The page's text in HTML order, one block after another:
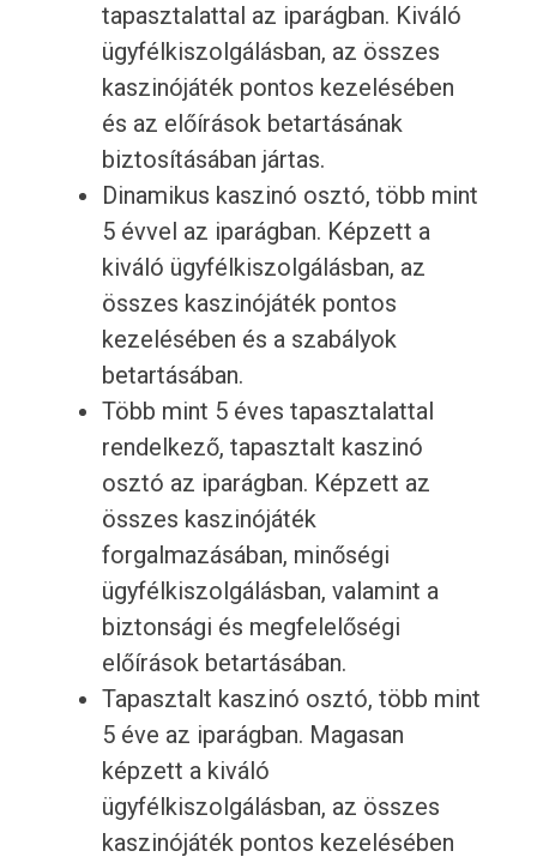
tapasztalattal az iparágban. Kiváló
ügyfélkiszolgálásban, az összes
kaszinójáték pontos kezelésében
és az előírások betartásának
biztosításában jártas.
Dinamikus kaszinó osztó, több mint
5 évvel az iparágban. Képzett a
kiváló ügyfélkiszolgálásban, az
összes kaszinójáték pontos
kezelésében és a szabályok
betartásában.
Több mint 5 éves tapasztalattal
rendelkező, tapasztalt kaszinó
osztó az iparágban. Képzett az
összes kaszinójáték
forgalmazásában, minőségi
ügyfélkiszolgálásban, valamint a
biztonsági és megfelelőségi
előírások betartásában.
Tapasztalt kaszinó osztó, több mint
5 éve az iparágban. Magasan
képzett a kiváló
ügyfélkiszolgálásban, az összes
kaszinójáték pontos kezelésében